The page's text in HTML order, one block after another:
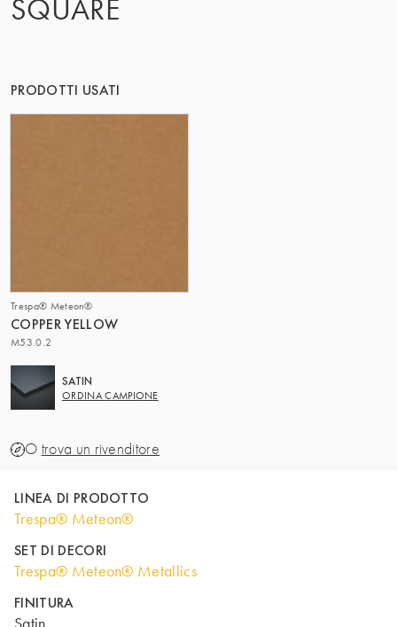
SQUARE
PRODOTTI USATI
Trespa® Meteon®
COPPER YELLOW
M53.0.2
SATIN
ORDINA CAMPIONE
O trova un rivenditore
LINEA DI PRODOTTO
Trespa® Meteon®
SET DI DECORI
Trespa® Meteon® Metallics
FINITURA